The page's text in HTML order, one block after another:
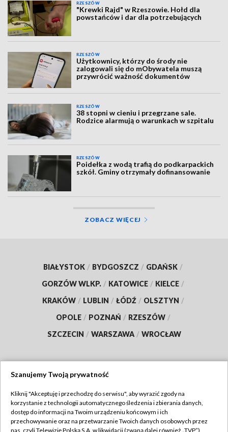
RZESZÓW
"Krewki Rajd" w Rzeszowie. Hołd dla
powstańców i dar dla potrzebujących
RZESZÓW
Użytkownicy, którzy do środy nie
zalogowali się do mObywatela muszą
przywrócić ważność dokumentów
RZESZÓW
38 stopni w cieniu i przegrzane sale.
Rodzice alarmują o warunkach w szpitalu
RZESZÓW
Poidełka z wodą trafią do podkarpackich
szkół. Gminy otrzymały dofinansowanie
ZOBACZ WIĘCEJ
BIAŁYSTOK / BYDGOSZCZ / GDAŃSK /
GORZÓW WLKP. / KATOWICE / KIELCE /
KRAKÓW / LUBLIN / ŁÓDŹ / OLSZTYN /
OPOLE / POZNAŃ / RZESZÓW /
SZCZECIN / WARSZAWA / WROCŁAW
TVP
Abonament TVP
Regulamin TVP
Szanujemy Twoją prywatność
Kliknij "Akceptuję i przechodzę do serwisu", aby wyrazić zgody na
korzystanie z technologii automatycznego śledzenia i zbierania danych,
dostęp do informacji na Twoim urządzeniu końcowym i ich
przechowywanie oraz na przetwarzanie Twoich danych osobowych przez
nas, czyli Telewizję Polską S.A. w likwidacji (zwaną dalej również „TVP”),